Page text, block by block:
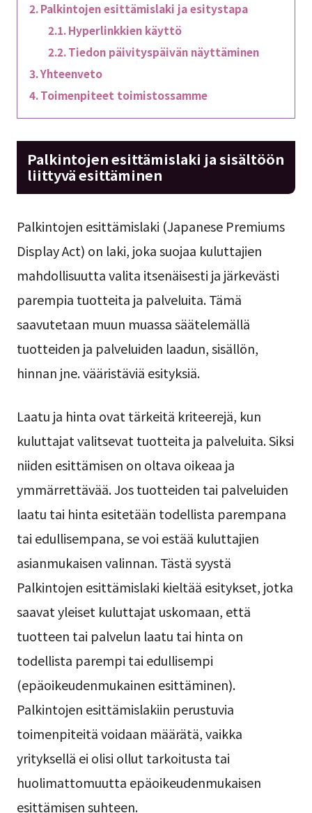
Palkintojen esittämislaki ja esitystapa
Hyperlinkkien käyttö
Tiedon päivityspäivän näyttäminen
Yhteenveto
Toimenpiteet toimistossamme
Palkintojen esittämislaki ja sisältöön
liittyvä esittäminen
Palkintojen esittämislaki (Japanese Premiums
Display Act) on laki, joka suojaa kuluttajien
mahdollisuutta valita itsenäisesti ja järkevästi
parempia tuotteita ja palveluita. Tämä
saavutetaan muun muassa säätelemällä
tuotteiden ja palveluiden laadun, sisällön,
hinnan jne. vääristäviä esityksiä.
Laatu ja hinta ovat tärkeitä kriteerejä, kun
kuluttajat valitsevat tuotteita ja palveluita. Siksi
niiden esittämisen on oltava oikeaa ja
ymmärrettävää. Jos tuotteiden tai palveluiden
laatu tai hinta esitetään todellista parempana
tai edullisempana, se voi estää kuluttajien
asianmukaisen valinnan. Tästä syystä
Palkintojen esittämislaki kieltää esitykset, jotka
saavat yleiset kuluttajat uskomaan, että
tuotteen tai palvelun laatu tai hinta on
todellista parempi tai edullisempi
(epäoikeudenmukainen esittäminen).
Palkintojen esittämislakiin perustuvia
toimenpiteitä voidaan määrätä, vaikka
yrityksellä ei olisi ollut tarkoitusta tai
huolimattomuutta epäoikeudenmukaisen
esittämisen suhteen.